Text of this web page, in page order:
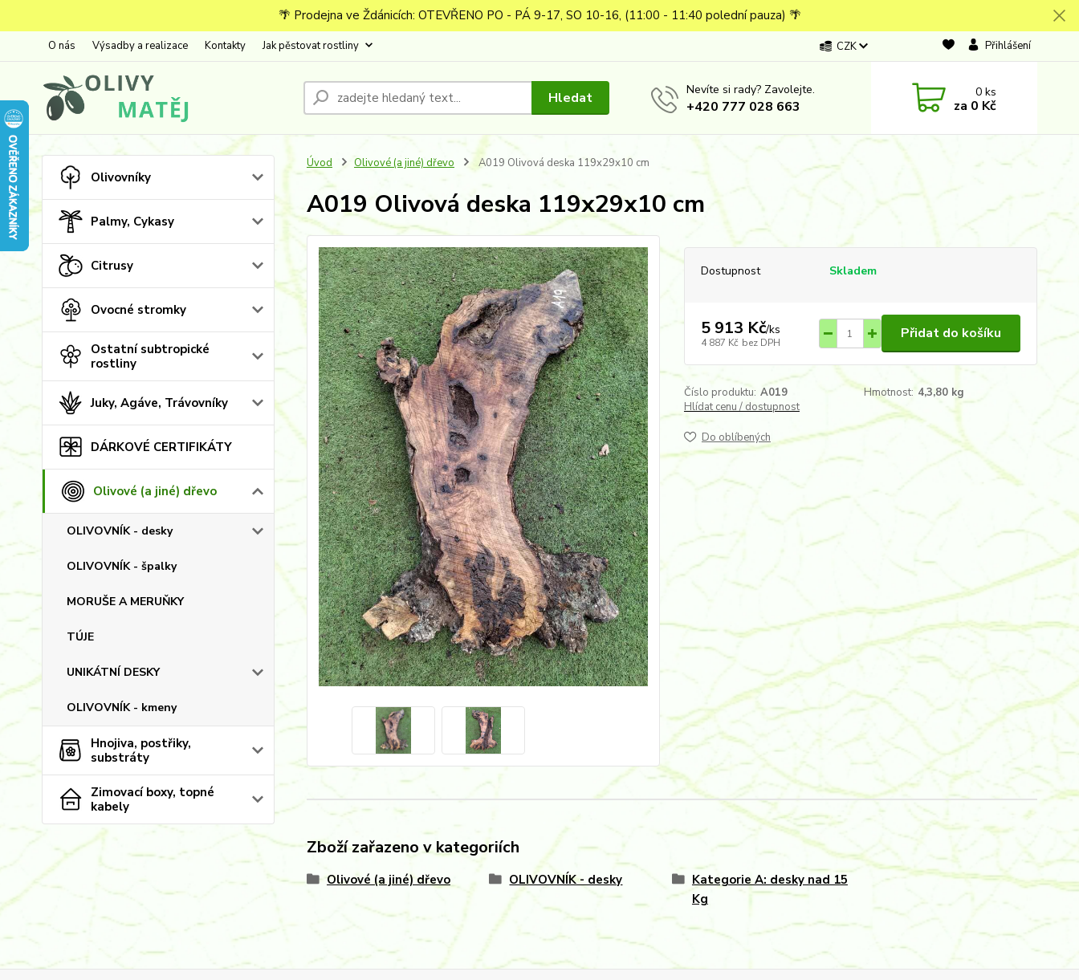
🌴 Prodejna ve Ždánicích: OTEVŘENO PO - PÁ 9-17, SO 10-16, (11:00 - 11:40 polední pauza) 🌴
O nás Výsadby a realizace Kontakty Jak pěstovat rostliny CZK Přihlášení
Hledat Nevíte si rady? Zavolejte.
+420 777 028 663
0ks
za 0 Kč
Olivovníky
Palmy, Cykasy
Citrusy
Ovocné stromky
Ostatní subtropické
rostliny
Juky, Agáve, Trávovníky
DÁRKOVÉ CERTIFIKÁTY
Olivové (a jiné) dřevo
OLIVOVNÍK - desky
OLIVOVNÍK - špalky
MORUŠE A MERUŇKY
TÚJE
UNIKÁTNÍ DESKY
OLIVOVNÍK - kmeny
Hnojiva, postřiky,
substráty
Zimovací boxy, topné
kabely
Úvod Olivové (a jiné) dřevo A019 Olivová deska 119x29x10 cm
A019 Olivová deska 119x29x10 cm
Dostupnost Skladem
5 913 Kč/ks
4 887 Kč bez DPH
Přidat do košíku
Číslo produktu: A019 Hmotnost: 4,3,80 kg
Hlídat cenu / dostupnost
Do oblíbených
Zboží zařazeno v kategoriích
Olivové (a jiné) dřevo OLIVOVNÍK - desky
Kategorie A: desky nad 15
Kg